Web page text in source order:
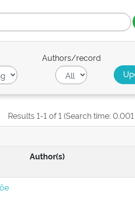
Authors/record
Results 1-1 of 1 (Search time:
Author(s)